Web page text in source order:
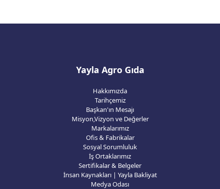
Yayla Agro Gıda
Hakkımızda
Tarihçemiz
Başkan'ın Mesajı
Misyon,Vizyon ve Değerler
Markalarımız
Ofis & Fabrikalar
Sosyal Sorumluluk
İş Ortaklarımız
Sertifikalar & Belgeler
İnsan Kaynakları | Yayla Bakliyat
Medya Odası